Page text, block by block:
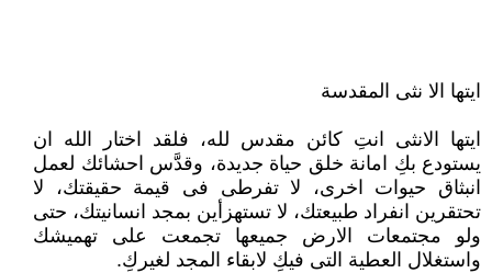
ايتها الا نثى المقدسة
ايتها الانثى انتِ كائن مقدس لله، فلقد اختار الله ان
يستودع بكِ امانة خلق حياة جديدة، وقدَّس احشائك لعمل
انبثاق حيوات اخرى، لا تفرطى فى قيمة حقيقتك، لا
تحتقرين انفراد طبيعتك، لا تستهزأين بمجد انسانيتك، حتى
ولو مجتمعات الارض جميعها تجمعت على تهميشك
واستغلال العطية التى فيكِ لابقاء المجد لغيركِ.